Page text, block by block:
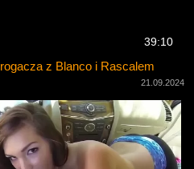
39:10
z Blanco i Rascalem
21.09.2024